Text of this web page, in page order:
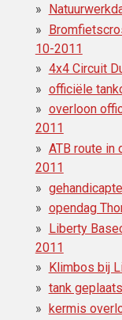
10-2011
4x4 Circuit
officiële
overloon
2011
ATB route in
2011
opendag
Liberty
2011
Klimbos bij
tank
kermis